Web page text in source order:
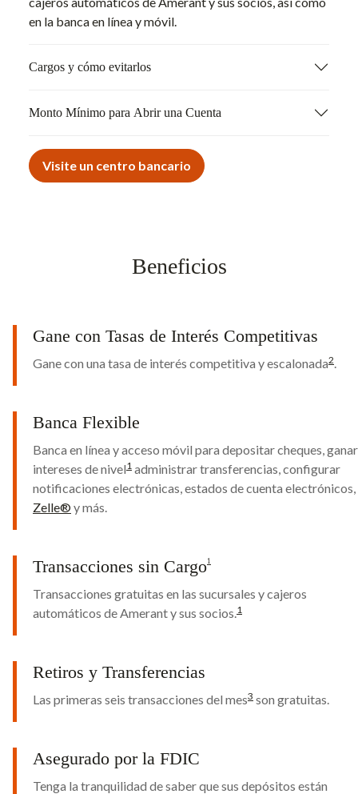
en la banca en línea y móvil.
Cargos y cómo evitarlos
Monto Mínimo para Abrir una Cuenta
Visite un centro bancario
Beneficios
Gane con Tasas de Interés Competitivas
Gane con una tasa de interés competitiva y escalonada2.
Banca Flexible
Banca en línea y acceso móvil para depositar cheques, ganar
intereses de nivel1 administrar transferencias, configurar
notificaciones electrónicas, estados de cuenta electrónicos,
Zelle® y más.
Transacciones sin Cargo1
Transacciones gratuitas en las sucursales y cajeros
automáticos de Amerant y sus socios.1
Retiros y Transferencias
Las primeras seis transacciones del mes3 son gratuitas.
Asegurado por la FDIC
Tenga la tranquilidad de saber que sus depósitos están